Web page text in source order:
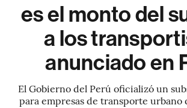
es el monto del
a los
anunciado en
El Gobierno del Perú oficializó un
para empresas de transporte urbano